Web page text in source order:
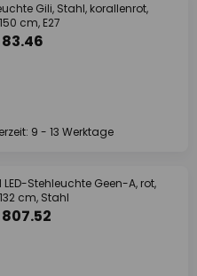
Gili, Stahl, korallenrot,
cm, E27
83.46
9 - 13 Werktage
LED-Stehleuchte Geen-A, rot,
cm, Stahl
807.52